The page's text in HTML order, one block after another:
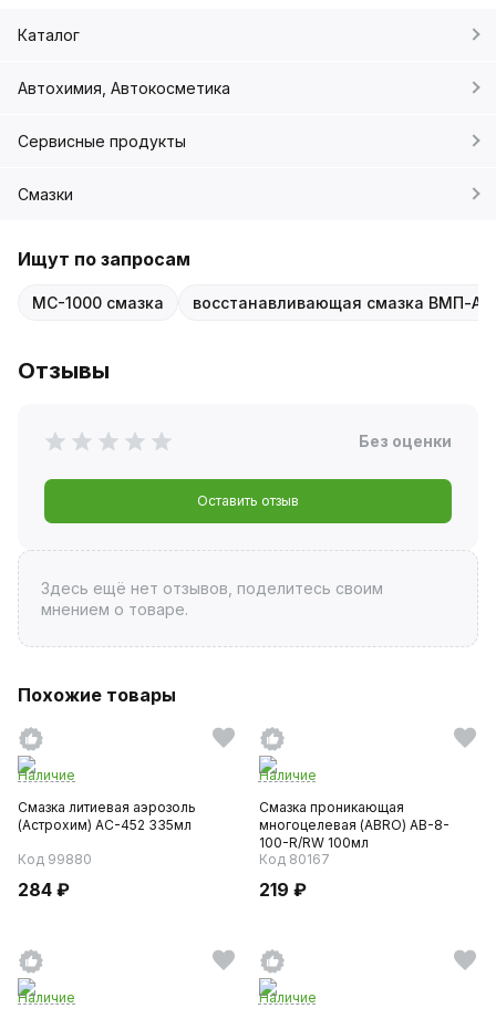
Каталог
Автохимия, Автокосметика
Сервисные продукты
Смазки
Ищут по запросам
МС-1000 смазка восстанавливающая смазка ВМП-
Отзывы
Без оценки
Оставить отзыв
Здесь ещё нет отзывов, поделитесь своим
мнением о товаре.
Похожие товары
Наличие
Смазка литиевая аэрозоль
(Астрохим) AC-452 335мл
Код 99880
284 ₽
Наличие
Смазка проникающая
многоцелевая (ABRO) AB-8-
100-R/RW 100мл
Код 80167
219 ₽
Наличие
Наличие